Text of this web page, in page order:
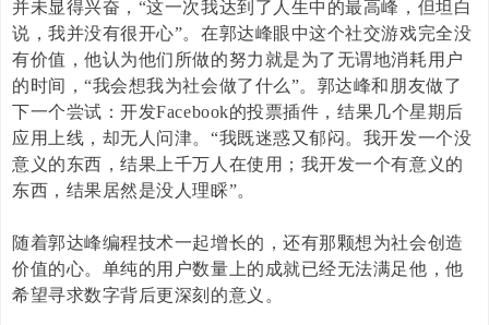
并未显得兴奋，“这一次我达到了人生中的最高峰，但坦白
说，我并没有很开心”。在郭达峰眼中这个社交游戏完全没
有价值，他认为他们所做的努力就是为了无谓地消耗用户
的时间，“我会想我为社会做了什么”。郭达峰和朋友做了
下一个尝试：开发Facebook的投票插件，结果几个星期后
应用上线，却无人问津。“我既迷惑又郁闷。我开发一个没
意义的东西，结果上千万人在使用；我开发一个有意义的
东西，结果居然是没人理睬”。
随着郭达峰编程技术一起增长的，还有那颗想为社会创造
价值的心。单纯的用户数量上的成就已经无法满足他，他
希望寻求数字背后更深刻的意义。